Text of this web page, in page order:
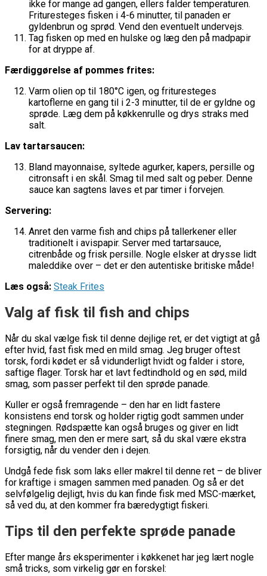
ikke for mange ad gangen, ellers falder temperaturen.
Frituresteges fisken i 4-6 minutter, til panaden er
gyldenbrun og sprød. Vend den eventuelt undervejs.
Tag fisken op med en hulske og læg den på madpapir
for at dryppe af.
Færdiggørelse af pommes frites:
Varm olien op til 180°C igen, og frituresteges
kartoflerne en gang til i 2-3 minutter, til de er gyldne og
sprøde. Læg dem på køkkenrulle og drys straks med
salt.
Lav tartarsaucen:
Bland mayonnaise, syltede agurker, kapers, persille og
citronsaft i en skål. Smag til med salt og peber. Denne
sauce kan sagtens laves et par timer i forvejen.
Servering:
Anret den varme fish and chips på tallerkener eller
traditionelt i avispapir. Server med tartarsauce,
citrenbåde og frisk persille. Nogle elsker at drysse lidt
maleddike over – det er den autentiske britiske måde!
Læs også: Steak Frites
Valg af fisk til fish and chips
Når du skal vælge fisk til denne dejlige ret, er det vigtigt at gå
efter hvid, fast fisk med en mild smag. Jeg bruger oftest
torsk, fordi kødet er så vidunderligt hvidt og falder i store,
saftige flager. Torsk har et lavt fedtindhold og en sød, mild
smag, som passer perfekt til den sprøde panade.
Kuller er også fremragende – den har en lidt fastere
konsistens end torsk og holder rigtig godt sammen under
stegningen. Rødspætte kan også bruges og giver en lidt
finere smag, men den er mere sart, så du skal være ekstra
forsigtig, når du vender den i dejen.
Undgå fede fisk som laks eller makrel til denne ret – de bliver
for kraftige i smagen sammen med panaden. Og så er det
selvfølgelig dejligt, hvis du kan finde fisk med MSC-mærket,
så ved du, at den kommer fra bæredygtigt fiskeri.
Tips til den perfekte sprøde panade
Efter mange års eksperimenter i køkkenet har jeg lært nogle
små tricks, som virkelig gør en forskel: